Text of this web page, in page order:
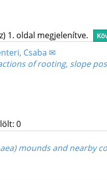
1. oldal megjelenítve.
Csaba ✉
of rooting, slope
0
mounds and nearby